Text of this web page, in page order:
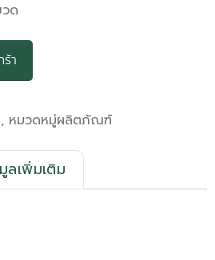
ด
า
, หมวดหมู่ผลิตภัณฑ์
ลเพิ่มเติม